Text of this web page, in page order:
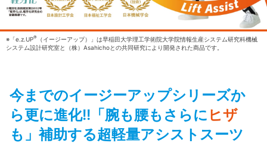
※「e.z.UP®
（イージーアップ）」は早稲田大学理工学術院大学院情報生産システム研究科機械
システム設計研究室と（株）Asahichoとの共同研究により開発された商品です。
今までのイージーアップシリーズか
ら更に進化!! 「腕も腰もさらに ヒザ
も」補助する超軽量アシストスーツ